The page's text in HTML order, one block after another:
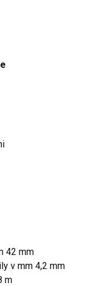
42 mm
v mm 4,2 mm
m